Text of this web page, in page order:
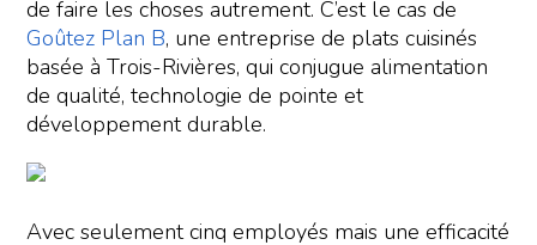
de faire les choses autrement. C’est le cas de
Goûtez Plan B, une entreprise de plats cuisinés
basée à Trois-Rivières, qui conjugue alimentation
de qualité, technologie de pointe et
développement durable.
Avec seulement cinq employés mais une efficacité